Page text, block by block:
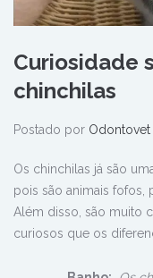
Curiosidade
chinchilas
Postado por Odontovet
Os chinchilas já são
pois são animais fofos,
Além disso, são muito
curiosos que os